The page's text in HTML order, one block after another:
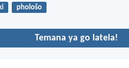
phološo
Temana ya go latela!